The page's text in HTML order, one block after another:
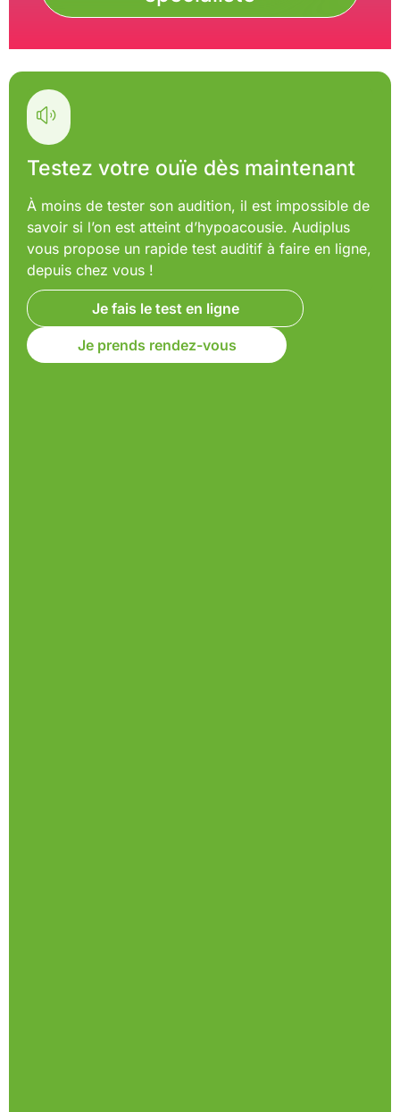
Testez votre ouïe dès maintenant
À moins de tester son audition, il est impossible de
savoir si l’on est atteint d’hypoacousie. Audiplus
vous propose un rapide test auditif à faire en ligne,
depuis chez vous !
Je fais le test en ligne
Je prends rendez-vous